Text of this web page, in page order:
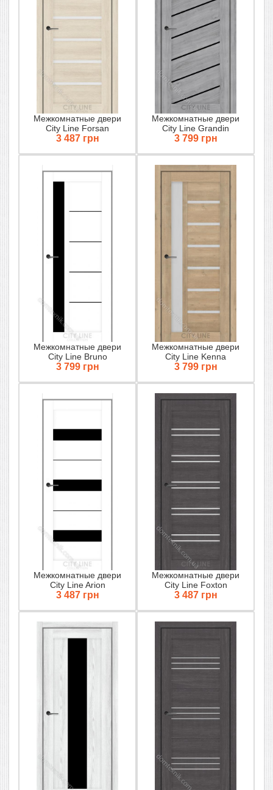
Межкомнатные двери
City Line Forsan
3 487 грн
Межкомнатные двери
City Line Grandin
3 799 грн
Межкомнатные двери
City Line Bruno
3 799 грн
Межкомнатные двери
City Line Kenna
3 799 грн
Межкомнатные двери
City Line Arion
3 487 грн
Межкомнатные двери
City Line Foxton
3 487 грн